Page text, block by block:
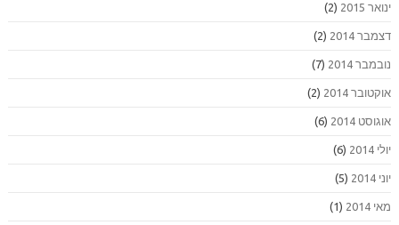
ינואר 2015 (2)
דצמבר 2014 (2)
נובמבר 2014 (7)
אוקטובר 2014 (2)
אוגוסט 2014 (6)
יולי 2014 (6)
יוני 2014 (5)
מאי 2014 (1)